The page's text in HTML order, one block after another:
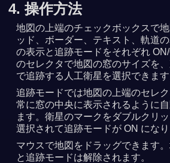
4. 操作方法
地図の上端のチェックボックスで
ッド、ボーダー、テキスト、軌道
の表示と追跡モードをそれぞれ
のセレクタで地図の窓のサイズを
で追跡する人工衛星を選択できます
追跡モードでは地図の上端のセレ
常に窓の中央に表示されるように
ます。衛星のマークをダブルクリ
選択されて追跡モードが ON になり
マウスで地図をドラッグできます
と追跡モードは解除されます。